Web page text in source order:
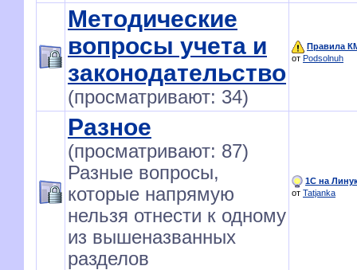
Методические
вопросы учета и
законодательство
(просматривают: 34)
Правила
от Podsolnuh
Разное
(просматривают: 87)
Разные вопросы,
которые напрямую
нельзя отнести к одному
из вышеназванных
разделов
1C на
от Tatjanka